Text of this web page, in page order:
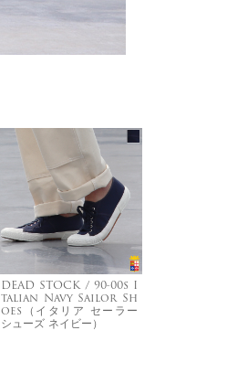
DEAD STOCK / 90-00s I
talian Navy Sailor Sh
oes（イタリア セーラー
シューズ ネイビー）